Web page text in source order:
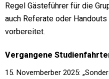
Regel Gästeführer für die
auch Referate oder
vorbereitet.
Vergangene
15. Novemberber 2025: